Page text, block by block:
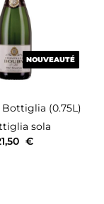
NOUVEAUTÉ
Bottiglia (0.75L)
sola
NOUVEAUTÉ
€